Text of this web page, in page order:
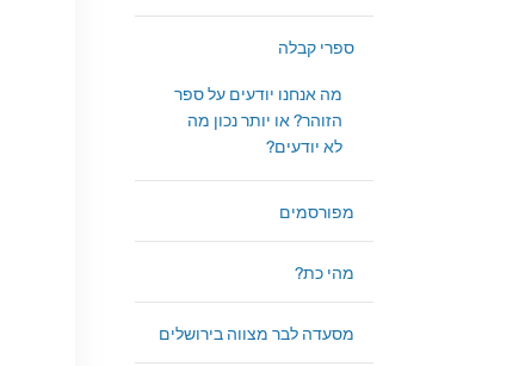
ספרי קבלה
מה אנחנו יודעים על ספר
הזוהר? או יותר נכון מה
לא יודעים?
מפורסמים
מהי כת?
מסעדה לבר מצווה בירושלים